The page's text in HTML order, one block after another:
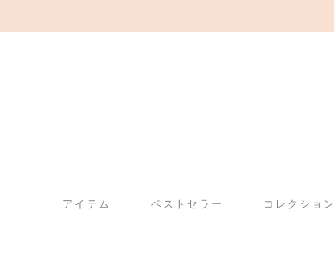
アイテム ベストセラー コレクション